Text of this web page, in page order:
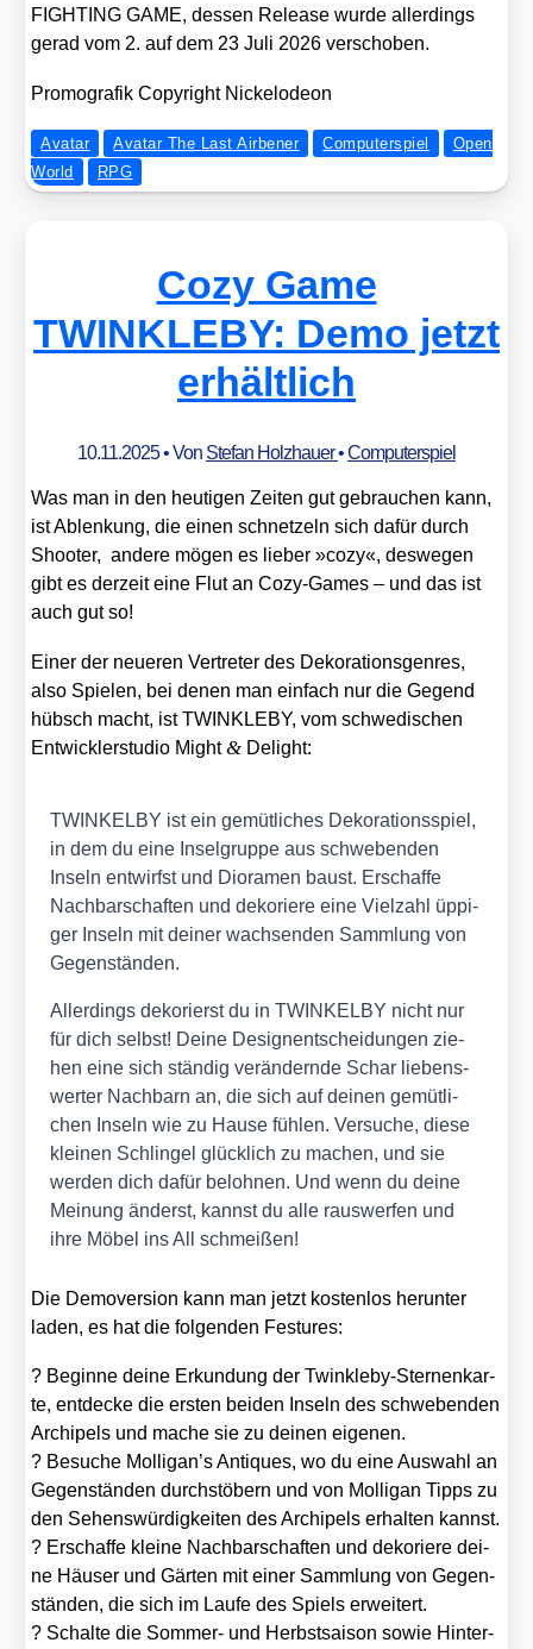
FIGHTING GAME, des­sen Release wur­de aller­dings
gerad vom 2. auf dem 23 Juli 2026 ver­scho­ben.
Pro­mo­gra­fik Copy­right Nickel­ode­on
Avatar Avatar The Last Airbener Computerspiel
Open
World
RPG
Cozy Game
TWINKLEBY: Demo jetzt
erhältlich
10.11.2025• Von Stefan Holzhauer•Computerspiel
Was man in den heu­ti­gen Zei­ten gut gebrau­chen kann,
ist Ablen­kung, die einen schnet­zeln sich dafür durch
Shoo­ter, ande­re mögen es lie­ber »cozy«, des­we­gen
gibt es der­zeit eine Flut an Cozy-Games – und das ist
auch gut so!
Einer der neue­ren Ver­tre­ter des Deko­ra­ti­ons­gen­res,
also Spie­len, bei denen man ein­fach nur die Gegend
hübsch macht, ist TWINKLEBY, vom schwe­di­schen
Ent­wick­ler­stu­dio Might& Delight:
TWINKELBY ist ein gemüt­li­ches Deko­ra­ti­ons­spiel,
in dem du eine Insel­grup­pe aus schwe­ben­den
Inseln ent­wirfst und Diora­men baust. Erschaf­fe
Nach­bar­schaf­ten und deko­rie­re eine Viel­zahl üppi­
ger Inseln mit dei­ner wach­sen­den Samm­lung von
Gegen­stän­den.
Aller­dings deko­rierst du in TWINKELBY nicht nur
für dich selbst! Dei­ne Design­ent­schei­dun­gen zie­
hen eine sich stän­dig ver­än­dern­de Schar lie­bens­
wer­ter Nach­barn an, die sich auf dei­nen gemüt­li­
chen Inseln wie zu Hau­se füh­len. Ver­su­che, die­se
klei­nen Schlin­gel glück­lich zu machen, und sie
wer­den dich dafür beloh­nen. Und wenn du dei­ne
Mei­nung änderst, kannst du alle raus­wer­fen und
ihre Möbel ins All schmei­ßen!
Die Demo­ver­si­on kann man jetzt kos­ten­los her­un­ter
laden, es hat die fol­gen­den Festu­res:
? Begin­ne dei­ne Erkun­dung der Twinkle­by-Ster­nen­kar­
te, ent­de­cke die ers­ten bei­den Inseln des schwe­ben­den
Archi­pels und mache sie zu dei­nen eige­nen.
? Besu­che Molligan’s Anti­ques, wo du eine Aus­wahl an
Gegen­stän­den durch­stö­bern und von Mol­ligan Tipps zu
den Sehens­wür­dig­kei­ten des Archi­pels erhal­ten kannst.
? Erschaf­fe klei­ne Nach­bar­schaf­ten und deko­rie­re dei­
ne Häu­ser und Gär­ten mit einer Samm­lung von Gegen­
stän­den, die sich im Lau­fe des Spiels erwei­tert.
? Schal­te die Som­mer- und Herbst­sai­son sowie Hin­ter­